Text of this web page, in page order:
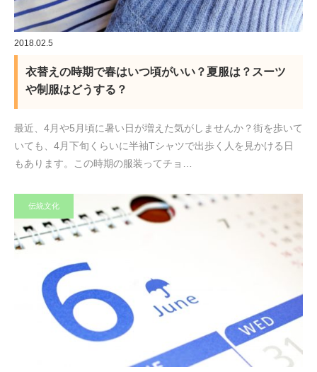
2018.02.5
衣替えの時期で春はいつ頃がいい？夏服は？スーツ
や制服はどうする？
最近、4月や5月頃に暑い日が増えた気がしませんか？街を歩いて
いても、4月下旬くらいに半袖Tシャツで出歩く人を見かける日
もあります。この時期の服装ってチョ…
伝統文化